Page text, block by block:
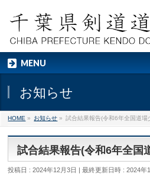
MENU
お知らせ
HOME » お知らせ » 試合結果報告(令和6年全国道場
試合結果報告(令和6年全国
投稿日 : 2024年12月3日 最終更新日時 : 2024年